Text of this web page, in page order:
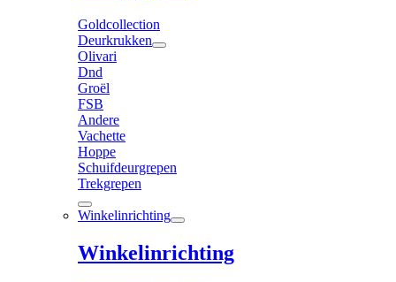
Goldcollection
Deurkrukken
Olivari
Dnd
Groël
FSB
Andere
Vachette
Hoppe
Schuifdeurgrepen
Trekgrepen
Winkelinrichting
Winkelinrichting